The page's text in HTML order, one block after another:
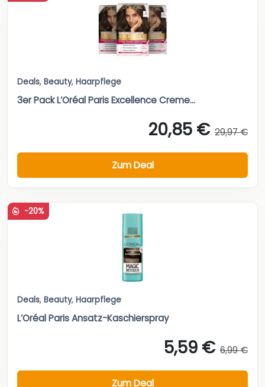
Deals, Beauty, Haarpflege
3er Pack L’Oréal Paris Excellence Creme...
20,85 € 29,97 €
Zum Deal
-20%
Deals, Beauty, Haarpflege
L’Oréal Paris Ansatz-Kaschierspray
5,59 € 6,99 €
Zum Deal